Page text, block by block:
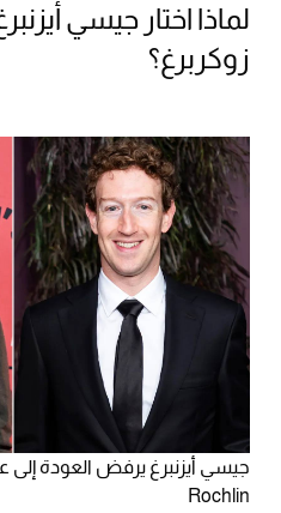
لماذا اختار جيسي
زوكربرغ؟
Rochlin